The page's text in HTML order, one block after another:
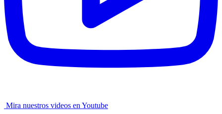
Mira nuestros videos en Youtube